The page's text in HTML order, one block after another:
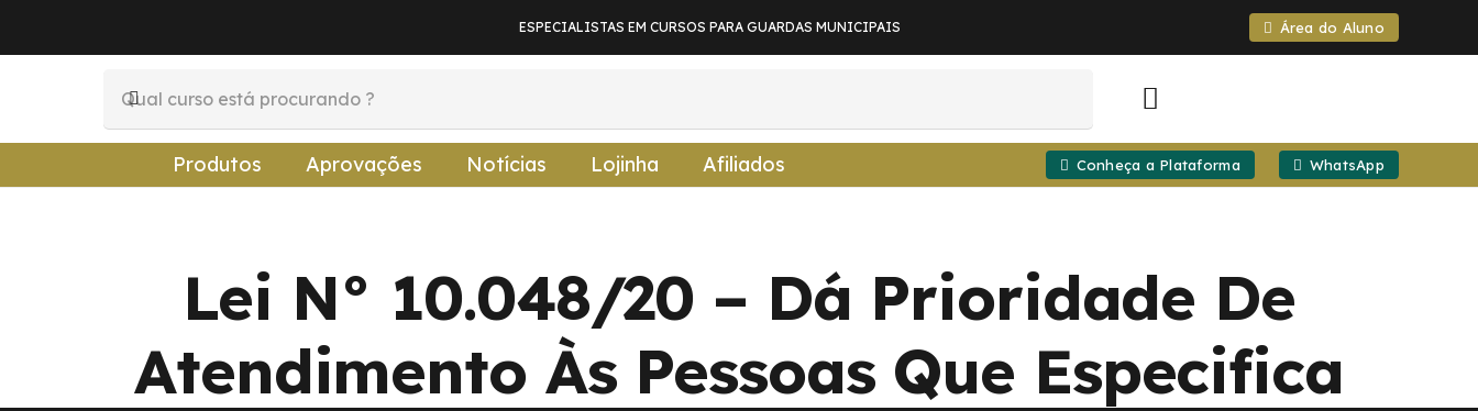
ESPECIALISTAS EM CURSOS PARA GUARDAS MUNICIPAIS Área do Aluno
Produtos Aprovações Notícias Lojinha Afiliados Conheça a Plataforma WhatsApp
Lei N° 10.048/20 – Dá Prioridade De
Atendimento Às Pessoas Que Especifica